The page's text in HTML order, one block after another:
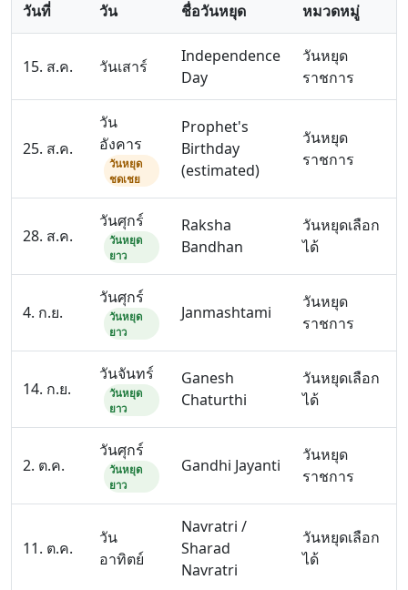
วันที่ วัน ชื่อวันหยุด หมวดหมู่
15. ส.ค. วันเสาร์
Independence
Day
วันหยุด
ราชการ
25. ส.ค.
วัน
อังคาร
วันหยุด
ชดเชย
Prophet's
Birthday
(estimated)
วันหยุด
ราชการ
28. ส.ค.
วันศุกร์
วันหยุด
ยาว
Raksha
Bandhan
วันหยุดเลือก
ได้
4. ก.ย.
วันศุกร์
วันหยุด
ยาว
Janmashtami
วันหยุด
ราชการ
14. ก.ย.
วันจันทร์
วันหยุด
ยาว
Ganesh
Chaturthi
วันหยุดเลือก
ได้
2. ต.ค.
วันศุกร์
วันหยุด
ยาว
Gandhi Jayanti
วันหยุด
ราชการ
11. ต.ค.
วัน
อาทิตย์
Navratri /
Sharad
Navratri
วันหยุดเลือก
ได้